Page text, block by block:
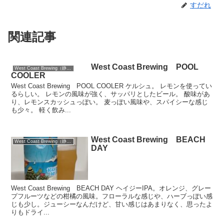
すだれ
関連記事
West Coast Brewing（静岡）
West Coast Brewing POOL
COOLER
West Coast Brewing POOL COOLER ケルシュ。 レモンを使ってい
るらしい。 レモンの風味が強く、サッパリとしたビール。 酸味があ
り、レモンスカッシュっぽい。 麦っぽい風味や、スパイシーな感じ
も少々。 軽く飲み...
West Coast Brewing（静岡）
West Coast Brewing BEACH
DAY
West Coast Brewing BEACH DAY ヘイジーIPA。オレンジ、グレー
プフルーツなどの柑橘の風味。フローラルな感じや、ハーブっぽい感
じも少し。ジューシーなんだけど、甘い感じはあまりなく、思ったよ
りもドライ...